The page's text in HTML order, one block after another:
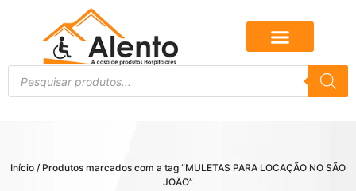
Início / Produtos marcados com a tag “MULETAS PARA LOCAÇÃO NO SÃO
JOÃO”